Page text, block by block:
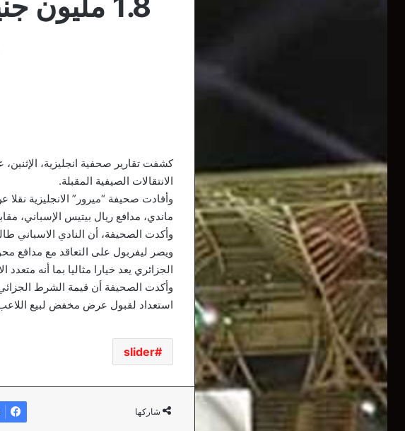
كشفت تقارير صحفية انجليزية،
الانتقالات الصيفية المقبلة.
وأفادت صحيفة “ميرور” الانجليزية
ماندي، مدافع ريال بيتيس الإسباني، مقابل 9 ملايين جنيه
وأكدت الصحيفة، أن النادي الاسباني طالب بزيادة
ويصر ليفربول على التعاقد مع مدافع
الجزائري يعد خيارا مثاليا بما أنه
استعداد لقبول عرض مخفض لبيع
slider
شاركها